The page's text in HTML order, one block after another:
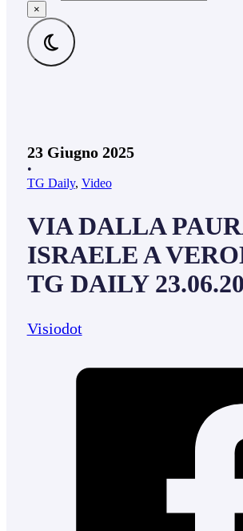
×
23 Giugno 2025
•
TG Daily, Video
VIA DALLA
ISRAELE A
TG DAILY
Visiodot